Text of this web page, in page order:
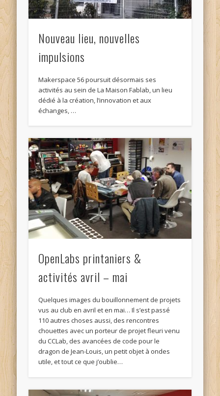
Nouveau lieu, nouvelles
impulsions
Makerspace 56 poursuit désormais ses
activités au sein de La Maison Fablab, un lieu
dédié à la création, l’innovation et aux
échanges, …
OpenLabs printaniers &
activités avril – mai
Quelques images du bouillonnement de projets
vus au club en avril et en mai… Il s’est passé
110 autres choses aussi, des rencontres
chouettes avec un porteur de projet fleuri venu
du CCLab, des avancées de code pour le
dragon de Jean-Louis, un petit objet à ondes
utile, et tout ce que j’oublie…